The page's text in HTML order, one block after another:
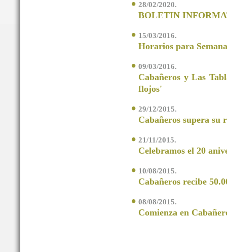
28/02/2020.
BOLETIN
15/03/2016.
Horarios para
09/03/2016.
Cabañeros y Las
flojos'
29/12/2015.
Cabañeros supera su
21/11/2015.
Celebramos el 20
10/08/2015.
Cabañeros recibe
08/08/2015.
Comienza en